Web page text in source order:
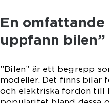
En
uppfann bilen”
”Bilen” är ett begrepp
modeller. Det finns bilar
och elektriska fordon till